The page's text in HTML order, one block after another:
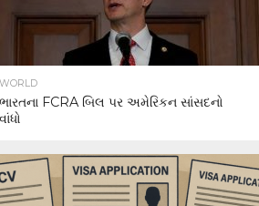
WORLD
ભારતના FCRA બિલ પર અમેરિકન સાંસદનો
વાંધો